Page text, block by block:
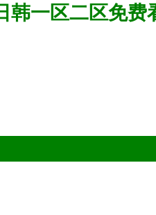
韩一区二区免费